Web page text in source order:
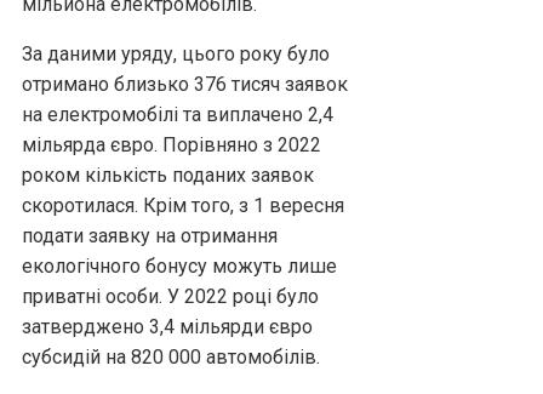
За даними уряду, цього року було
отримано близько 376 тисяч заявок
на електромобілі та виплачено 2,4
мільярда євро. Порівняно з 2022
роком кількість поданих заявок
скоротилася. Крім того, з 1 вересня
подати заявку на отримання
екологічного бонусу можуть лише
приватні особи. У 2022 році було
затверджено 3,4 мільярди євро
субсидій на 820 000 автомобілів.